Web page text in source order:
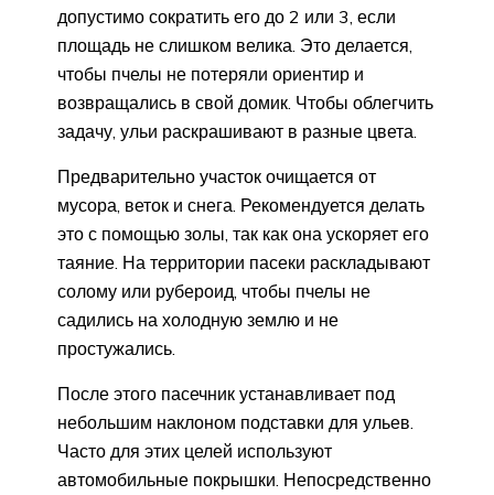
допустимо сократить его до 2 или 3, если
площадь не слишком велика. Это делается,
чтобы пчелы не потеряли ориентир и
возвращались в свой домик. Чтобы облегчить
задачу, ульи раскрашивают в разные цвета.
Предварительно участок очищается от
мусора, веток и снега. Рекомендуется делать
это с помощью золы, так как она ускоряет его
таяние. На территории пасеки раскладывают
солому или рубероид, чтобы пчелы не
садились на холодную землю и не
простужались.
После этого пасечник устанавливает под
небольшим наклоном подставки для ульев.
Часто для этих целей используют
автомобильные покрышки. Непосредственно